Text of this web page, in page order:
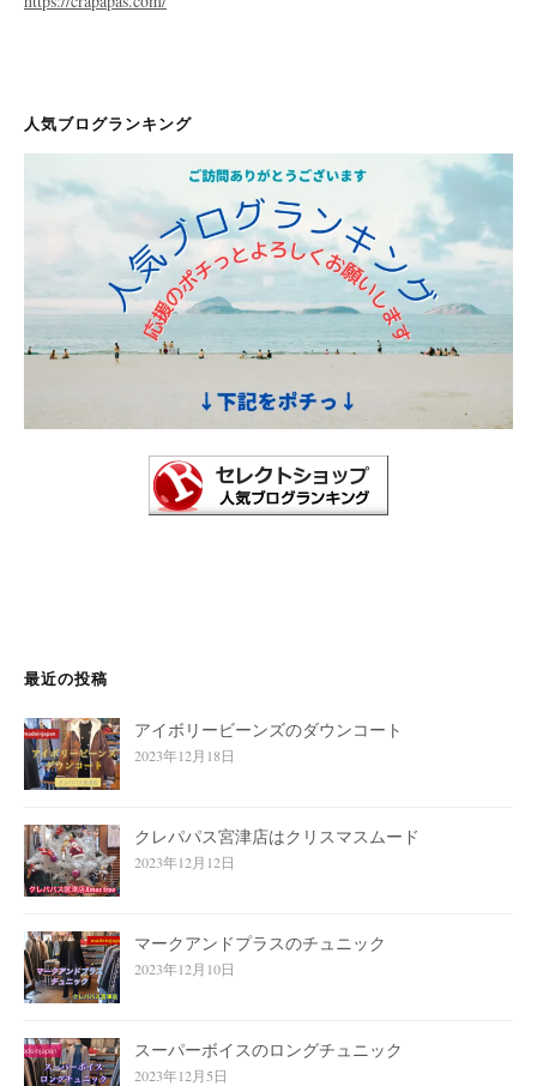
人気ブログランキング
最近の投稿
アイボリービーンズのダウンコート
2023年12月18日
クレパパス宮津店はクリスマスムード
2023年12月12日
マークアンドプラスのチュニック
2023年12月10日
スーパーボイスのロングチュニック
2023年12月5日